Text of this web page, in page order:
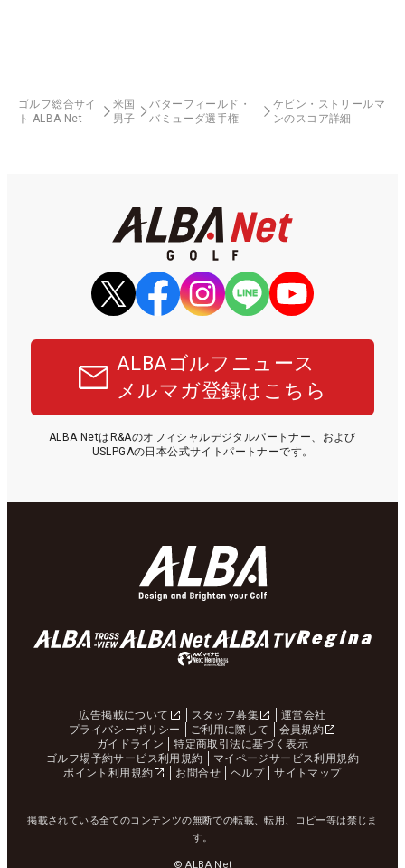
ゴルフ総合サイ
ト ALBA Net
米国
男子
バターフィールド・
バミューダ選手権
ケビン・ストリールマ
ンのスコア詳細
ALBAゴルフニュース
メルマガ登録はこちら
ALBA NetはR&Aのオフィシャルデジタルパートナー、および
USLPGAの日本公式サイトパートナーです。
広告掲載について スタッフ募集
運営会社
プライバシーポリシー
ご利用に際して
会員規約
ガイドライン
特定商取引法に基づく表示
ゴルフ場予約サービス利用規約
マイページサービス利用規約
ポイント利用規約
お問合せ ヘルプ サイトマップ
掲載されている全てのコンテンツの無断での転載、転用、コピー等は禁じま
す。
© ALBA Net